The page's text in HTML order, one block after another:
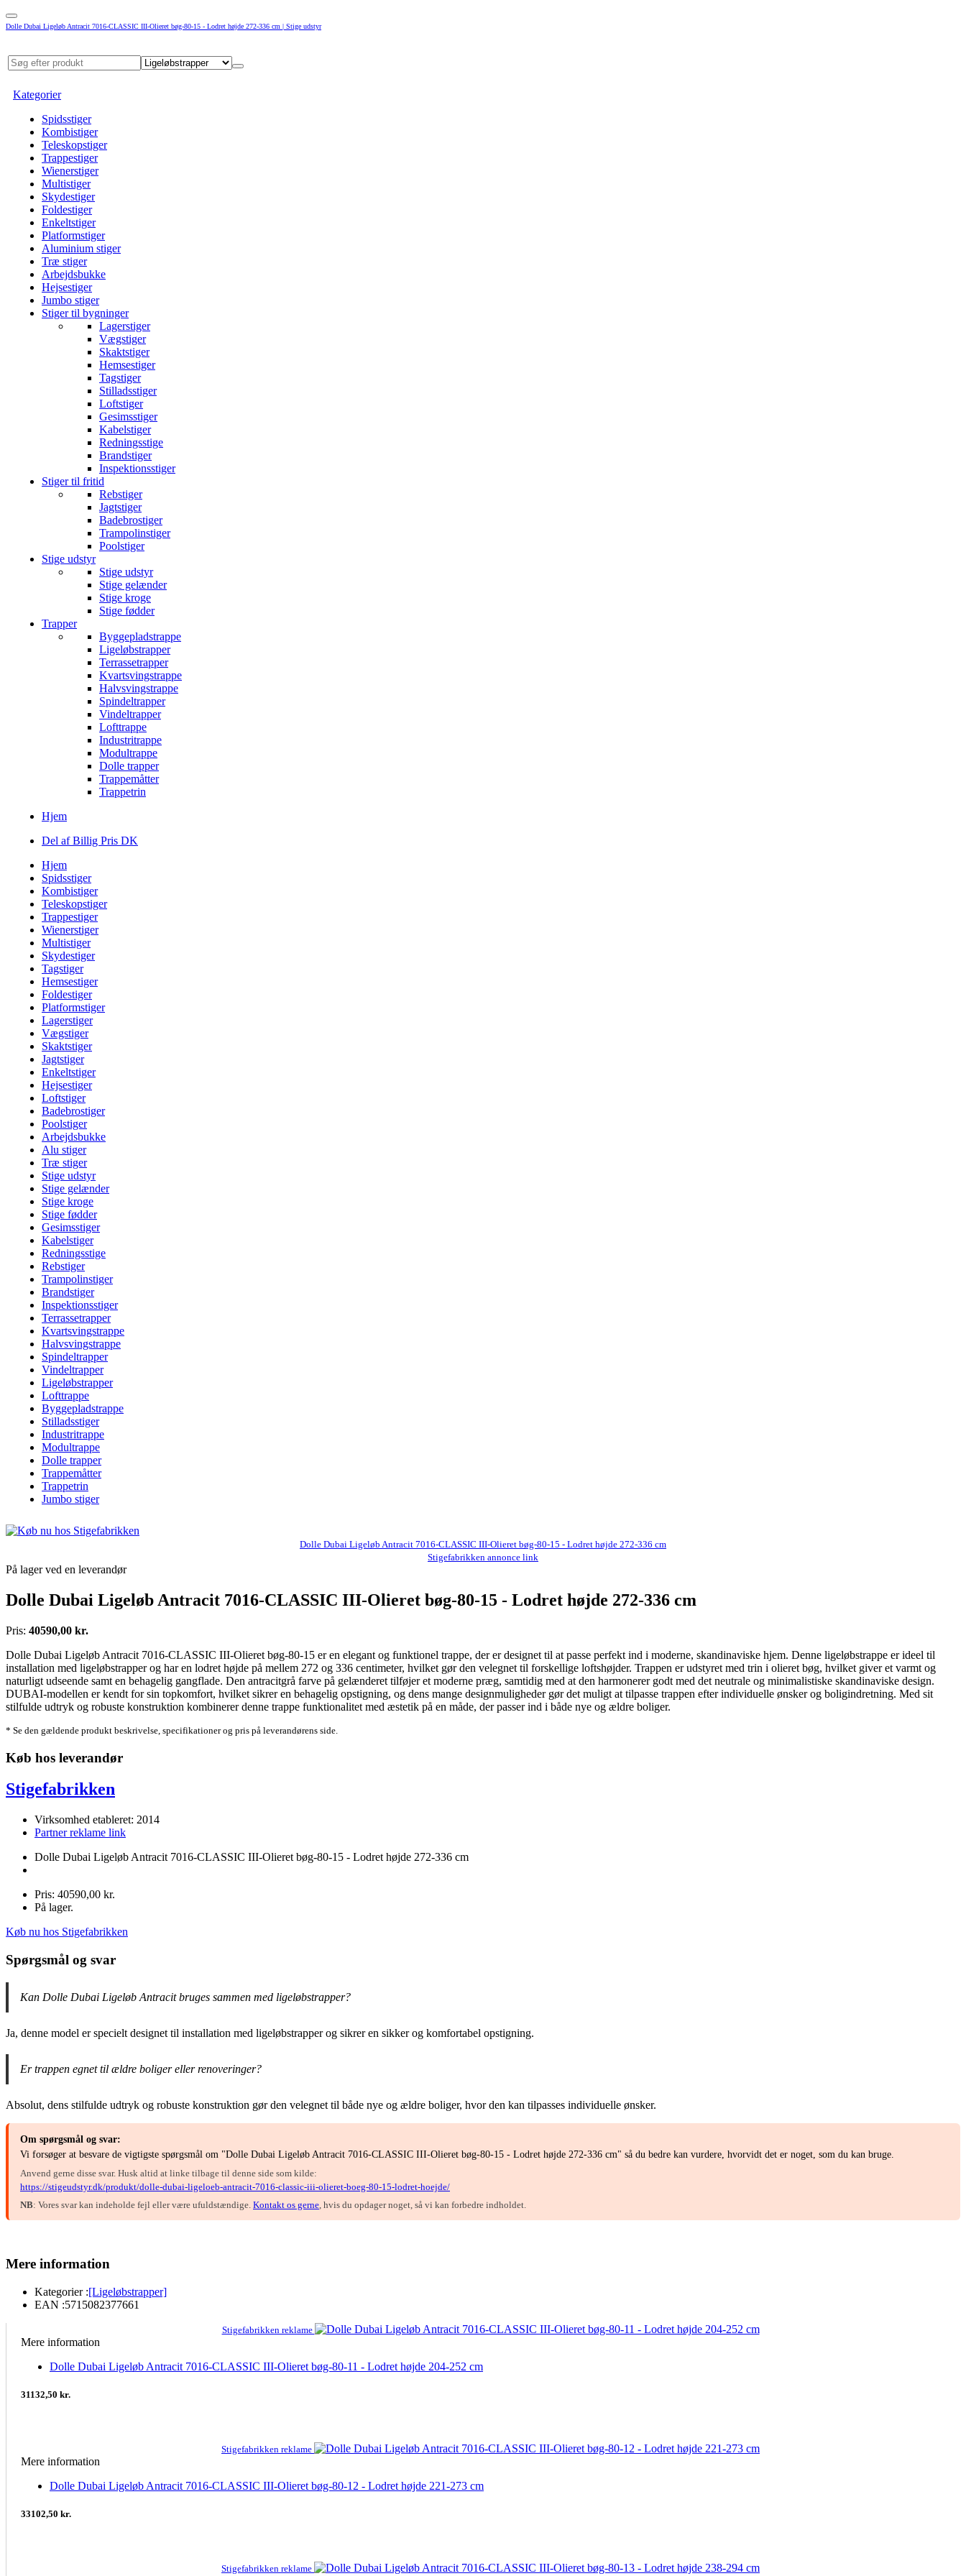
Dolle Dubai Ligeløb Antracit 7016-CLASSIC III-Olieret bøg-80-15 - Lodret højde 272-336 cm | Stige udstyr
Kategorier
Spidsstiger
Kombistiger
Teleskopstiger
Trappestiger
Wienerstiger
Multistiger
Skydestiger
Foldestiger
Enkeltstiger
Platformstiger
Aluminium stiger
Træ stiger
Arbejdsbukke
Hejsestiger
Jumbo stiger
Stiger til bygninger
Lagerstiger
Vægstiger
Skaktstiger
Hemsestiger
Tagstiger
Stilladsstiger
Loftstiger
Gesimsstiger
Kabelstiger
Redningsstige
Brandstiger
Inspektionsstiger
Stiger til fritid
Rebstiger
Jagtstiger
Badebrostiger
Trampolinstiger
Poolstiger
Stige udstyr
Stige udstyr
Stige gelænder
Stige kroge
Stige fødder
Trapper
Byggepladstrappe
Ligeløbstrapper
Terrassetrapper
Kvartsvingstrappe
Halvsvingstrappe
Spindeltrapper
Vindeltrapper
Lofttrappe
Industritrappe
Modultrappe
Dolle trapper
Trappemåtter
Trappetrin
Hjem
Del af Billig Pris DK
Hjem
Spidsstiger
Kombistiger
Teleskopstiger
Trappestiger
Wienerstiger
Multistiger
Skydestiger
Tagstiger
Hemsestiger
Foldestiger
Platformstiger
Lagerstiger
Vægstiger
Skaktstiger
Jagtstiger
Enkeltstiger
Hejsestiger
Loftstiger
Badebrostiger
Poolstiger
Arbejdsbukke
Alu stiger
Træ stiger
Stige udstyr
Stige gelænder
Stige kroge
Stige fødder
Gesimsstiger
Kabelstiger
Redningsstige
Rebstiger
Trampolinstiger
Brandstiger
Inspektionsstiger
Terrassetrapper
Kvartsvingstrappe
Halvsvingstrappe
Spindeltrapper
Vindeltrapper
Ligeløbstrapper
Lofttrappe
Byggepladstrappe
Stilladsstiger
Industritrappe
Modultrappe
Dolle trapper
Trappemåtter
Trappetrin
Jumbo stiger
Dolle Dubai Ligeløb Antracit 7016-CLASSIC III-Olieret bøg-80-15 - Lodret højde 272-336 cm
Stigefabrikken annonce link
På lager ved en leverandør
Dolle Dubai Ligeløb Antracit 7016-CLASSIC III-Olieret bøg-80-15 - Lodret højde 272-336 cm
Pris: 40590,00 kr.
Dolle Dubai Ligeløb Antracit 7016-CLASSIC III-Olieret bøg-80-15 er en elegant og funktionel trappe, der er designet til at passe perfekt ind i moderne, skandinaviske hjem. Denne ligeløbstrappe er ideel til
installation med ligeløbstrapper og har en lodret højde på mellem 272 og 336 centimeter, hvilket gør den velegnet til forskellige loftshøjder. Trappen er udstyret med trin i olieret bøg, hvilket giver et varmt og
naturligt udseende samt en behagelig gangflade. Den antracitgrå farve på gelænderet tilføjer et moderne præg, samtidig med at den harmonerer godt med det neutrale og minimalistiske skandinaviske design.
DUBAI-modellen er kendt for sin topkomfort, hvilket sikrer en behagelig opstigning, og dens mange designmuligheder gør det muligt at tilpasse trappen efter individuelle ønsker og boligindretning. Med sit
stilfulde udtryk og robuste konstruktion kombinerer denne trappe funktionalitet med æstetik på en måde, der passer ind i både nye og ældre boliger.
* Se den gældende produkt beskrivelse, specifikationer og pris på leverandørens side.
Køb hos leverandør
Stigefabrikken
Virksomhed etableret: 2014
Partner reklame link
Dolle Dubai Ligeløb Antracit 7016-CLASSIC III-Olieret bøg-80-15 - Lodret højde 272-336 cm
Pris: 40590,00 kr.
På lager.
Køb nu hos Stigefabrikken
Spørgsmål og svar
Kan Dolle Dubai Ligeløb Antracit bruges sammen med ligeløbstrapper?
Ja, denne model er specielt designet til installation med ligeløbstrapper og sikrer en sikker og komfortabel opstigning.
Er trappen egnet til ældre boliger eller renoveringer?
Absolut, dens stilfulde udtryk og robuste konstruktion gør den velegnet til både nye og ældre boliger, hvor den kan tilpasses individuelle ønsker.
Om spørgsmål og svar:
Vi forsøger at besvare de vigtigste spørgsmål om "Dolle Dubai Ligeløb Antracit 7016-CLASSIC III-Olieret bøg-80-15 - Lodret højde 272-336 cm" så du bedre kan vurdere, hvorvidt det er noget, som du kan bruge.
Anvend gerne disse svar. Husk altid at linke tilbage til denne side som kilde:
https://stigeudstyr.dk/produkt/dolle-dubai-ligeloeb-antracit-7016-classic-iii-olieret-boeg-80-15-lodret-hoejde/
NB: Vores svar kan indeholde fejl eller være ufuldstændige. Kontakt os gerne, hvis du opdager noget, så vi kan forbedre indholdet.
Mere information
Kategorier :[Ligeløbstrapper]
EAN :5715082377661
Stigefabrikken reklame
Mere information
Dolle Dubai Ligeløb Antracit 7016-CLASSIC III-Olieret bøg-80-11 - Lodret højde 204-252 cm
31132,50 kr.
Stigefabrikken reklame
Mere information
Dolle Dubai Ligeløb Antracit 7016-CLASSIC III-Olieret bøg-80-12 - Lodret højde 221-273 cm
33102,50 kr.
Stigefabrikken reklame